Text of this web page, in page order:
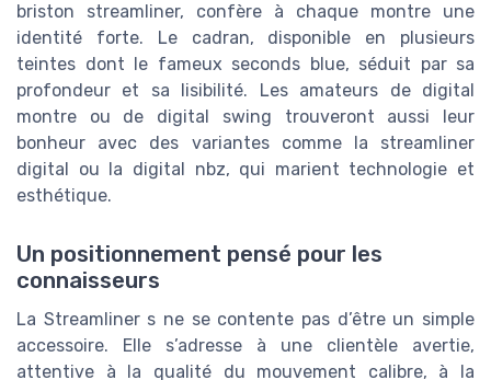
briston streamliner, confère à chaque montre une
identité forte. Le cadran, disponible en plusieurs
teintes dont le fameux seconds blue, séduit par sa
profondeur et sa lisibilité. Les amateurs de digital
montre ou de digital swing trouveront aussi leur
bonheur avec des variantes comme la streamliner
digital ou la digital nbz, qui marient technologie et
esthétique.
Un positionnement pensé pour les
connaisseurs
La Streamliner s ne se contente pas d’être un simple
accessoire. Elle s’adresse à une clientèle avertie,
attentive à la qualité du mouvement calibre, à la